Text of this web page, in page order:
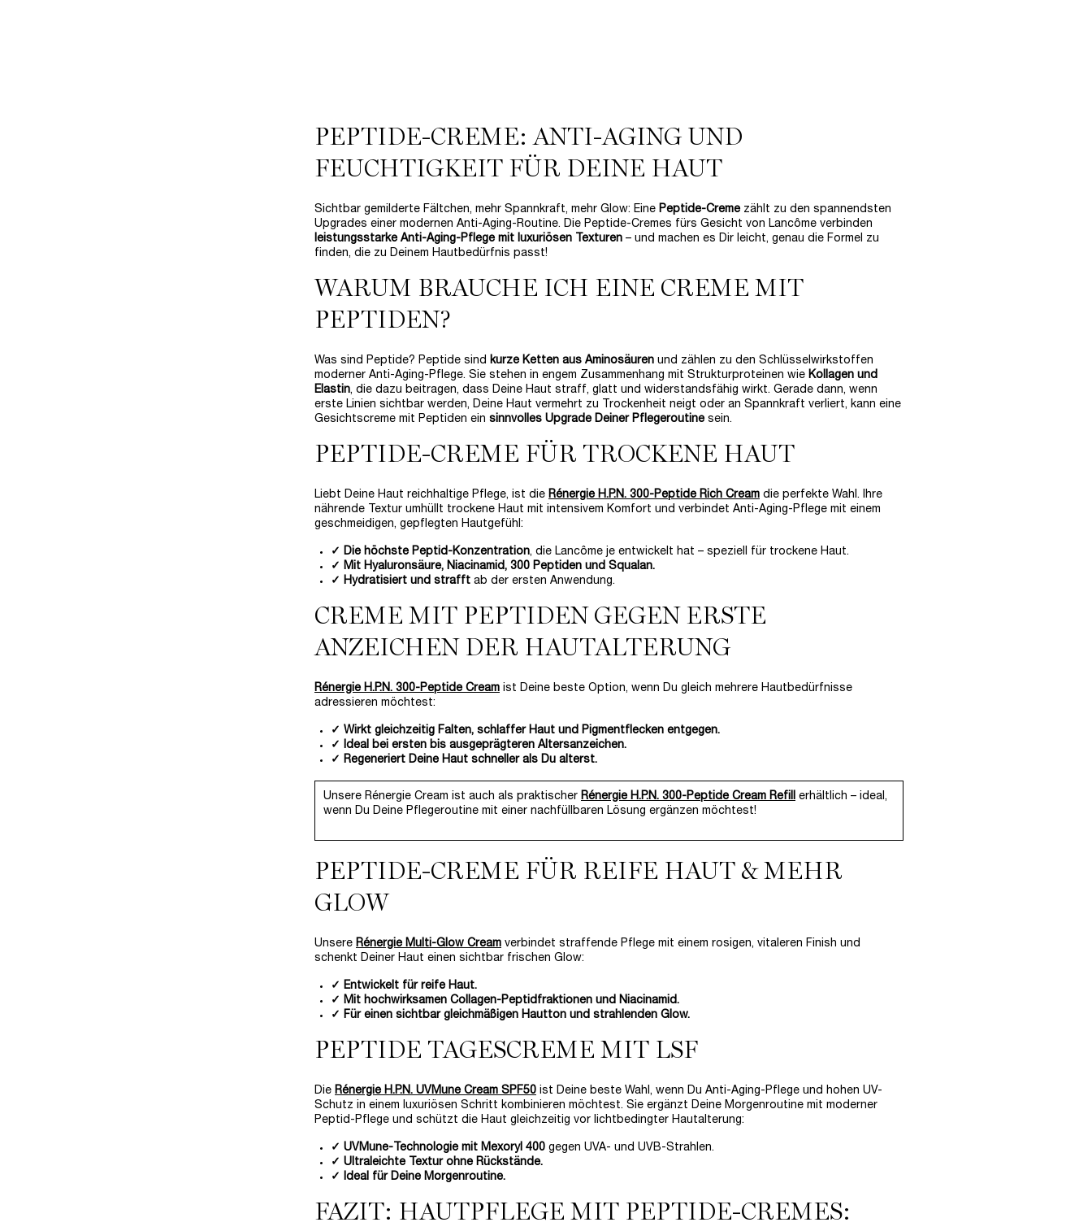
(1.980,00 €/1l.) (2.600,00 €/1l.)
PEPTIDE-CREME: ANTI-AGING UND
FEUCHTIGKEIT FÜR DEINE HAUT
Sichtbar gemilderte Fältchen, mehr Spannkraft, mehr Glow: Eine Peptide-Cremezählt zu den spannendsten
Upgrades einer modernen Anti-Aging-Routine. Die Peptide-Cremes fürs Gesicht von Lancôme verbinden
leistungsstarke Anti-Aging-Pflege mit luxuriösen Texturen – und machen es Dir leicht, genau die Formel zu
finden, die zu Deinem Hautbedürfnis passt!
WARUM BRAUCHE ICH EINE CREME MIT
PEPTIDEN?
Was sind Peptide? Peptide sind kurze Ketten aus Aminosäuren und zählen zu den Schlüsselwirkstoffen
moderner Anti-Aging-Pflege. Sie stehen in engem Zusammenhang mit Strukturproteinen wie Kollagen und
Elastin, die dazu beitragen, dass Deine Haut straff, glatt und widerstandsfähig wirkt. Gerade dann, wenn
erste Linien sichtbar werden, Deine Haut vermehrt zu Trockenheit neigt oder an Spannkraft verliert, kann eine
Gesichtscreme mit Peptiden ein sinnvolles Upgrade Deiner Pflegeroutinesein.
PEPTIDE-CREME FÜR TROCKENE HAUT
Liebt Deine Haut reichhaltige Pflege, ist die Rénergie H.P.N. 300-Peptide Rich Cream die perfekte Wahl. Ihre
nährende Textur umhüllt trockene Haut mit intensivem Komfort und verbindet Anti-Aging-Pflege mit einem
geschmeidigen, gepflegten Hautgefühl:
✓ Die höchste Peptid-Konzentration, die Lancôme je entwickelt hat – speziell für trockene Haut.
✓ Mit Hyaluronsäure, Niacinamid, 300 Peptiden und Squalan.
✓ Hydratisiert und strafft ab der ersten Anwendung.
CREME MIT PEPTIDEN GEGEN ERSTE
ANZEICHEN DER HAUTALTERUNG
Rénergie H.P.N. 300-Peptide Cream ist Deine beste Option, wenn Du gleich mehrere Hautbedürfnisse
adressieren möchtest:
✓ Wirkt gleichzeitig Falten, schlaffer Haut und Pigmentflecken entgegen.
✓ Ideal bei ersten bis ausgeprägteren Altersanzeichen.
✓ Regeneriert Deine Haut schneller als Du alterst.
Unsere Rénergie Cream ist auch als praktischer Rénergie H.P.N. 300-Peptide Cream Refill
erhältlich – ideal,
wenn Du Deine Pflegeroutine mit einer nachfüllbaren Lösung ergänzen möchtest!
PEPTIDE-CREME FÜR REIFE HAUT & MEHR
GLOW
Unsere Rénergie Multi-Glow Cream verbindet straffende Pflege mit einem rosigen, vitaleren Finish und
schenkt Deiner Haut einen sichtbar frischen Glow:
✓ Entwickelt für reife Haut.
✓ Mit hochwirksamen Collagen-Peptidfraktionen und Niacinamid.
✓ Für einen sichtbar gleichmäßigen Hautton und strahlenden Glow.
PEPTIDE TAGESCREME MIT LSF
Die Rénergie H.P.N. UVMune Cream SPF50 ist Deine beste Wahl, wenn Du Anti-Aging-Pflege und hohen UV-
Schutz in einem luxuriösen Schritt kombinieren möchtest. Sie ergänzt Deine Morgenroutine mit moderner
Peptid-Pflege und schützt die Haut gleichzeitig vor lichtbedingter Hautalterung:
✓ UVMune-Technologie mit Mexoryl 400 gegen UVA- und UVB-Strahlen.
✓ Ultraleichte Textur ohne Rückstände.
✓ Ideal für Deine Morgenroutine.
FAZIT: HAUTPFLEGE MIT PEPTIDE-CREMES: